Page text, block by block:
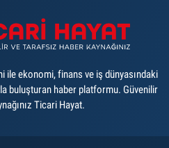
ile ekonomi, finans ve iş dünyasındaki
buluşturan haber platformu. Güvenilir
Ticari Hayat.